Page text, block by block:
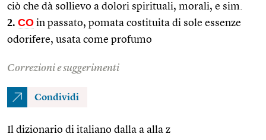
ciò che dà sollievo a dolori spirituali, morali, e sim.
2. CO in passato, pomata costituita di sole essenze
odorifere, usata come profumo
Correzioni e suggerimenti
Condividi
Il dizionario di italiano dalla a alla z